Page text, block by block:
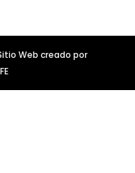
Web creado por